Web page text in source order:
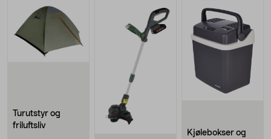
Turutstyr og
friluftsliv
Kjølebokser og